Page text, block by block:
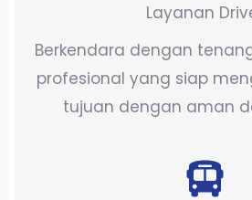
Layanan
Berkendara dengan
profesional yang siap
tujuan dengan aman